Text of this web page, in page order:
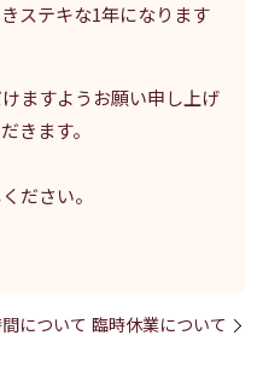
ステキな1年になります
ますようお願い申し上げ
きます。
ださい。
について 臨時休業について